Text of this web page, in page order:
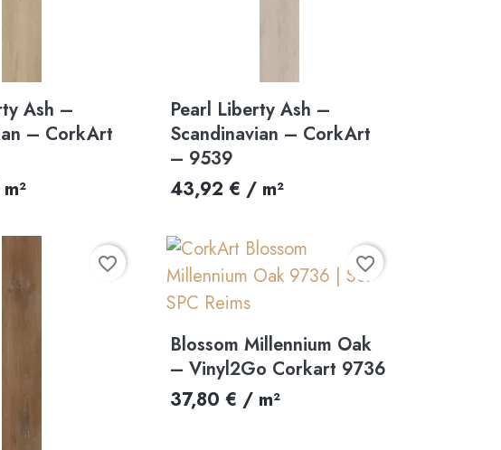
rapide
Ash –
– CorkArt
Aperçu rapide
Pearl Liberty Ash –
Scandinavian – CorkArt
– 9539
43,92 € / m²
favorite_border
 Aperçu rapide
Blossom Millennium Oak
– Vinyl2Go Corkart 9736
37,80 € / m²
favorite_border